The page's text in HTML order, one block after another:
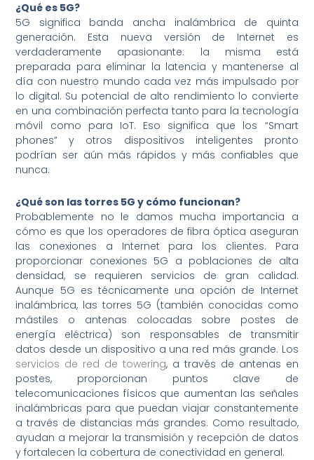
¿Qué es 5G?
5G significa banda ancha inalámbrica de quinta
generación. Esta nueva versión de Internet es
verdaderamente apasionante: la misma está
preparada para eliminar la latencia y mantenerse al
día con nuestro mundo cada vez más impulsado por
lo digital. Su potencial de alto rendimiento lo convierte
en una combinación perfecta tanto para la tecnología
móvil como para IoT. Eso significa que los “Smart
phones” y otros dispositivos inteligentes pronto
podrían ser aún más rápidos y más confiables que
nunca.
¿Qué son las torres 5G y cómo funcionan?
Probablemente no le damos mucha importancia a
cómo es que los operadores de fibra óptica aseguran
las conexiones a Internet para los clientes. Para
proporcionar conexiones 5G a poblaciones de alta
densidad, se requieren servicios de gran calidad.
Aunque 5G es técnicamente una opción de Internet
inalámbrica, las torres 5G (también conocidas como
mástiles o antenas colocadas sobre postes de
energía eléctrica) son responsables de transmitir
datos desde un dispositivo a una red más grande. Los
servicios de red de towering, a través de antenas en
postes, proporcionan puntos clave de
telecomunicaciones físicos que aumentan las señales
inalámbricas para que puedan viajar constantemente
a través de distancias más grandes. Como resultado,
ayudan a mejorar la transmisión y recepción de datos
y fortalecen la cobertura de conectividad en general.